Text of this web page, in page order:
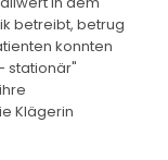
betreibt, betrug
konnten
stationär"
Klägerin